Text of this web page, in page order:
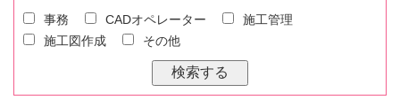
事務 CADオペレーター
施工管理
施工図作成
その他